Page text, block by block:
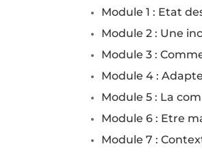
Module 1 : Etat
Module 2 : Une
Module 3 :
Module 4 :
Module 5 : La
Module 6 : Etre
Module 7 :